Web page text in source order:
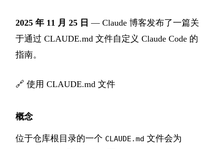
2025 年 11 月 25 日 — Claude 博客发布了一篇关
于通过 CLAUDE.md 文件自定义 Claude Code 的
指南。
🔗 使用 CLAUDE.md 文件
概念
位于仓库根目录的一个 CLAUDE.md 文件会为